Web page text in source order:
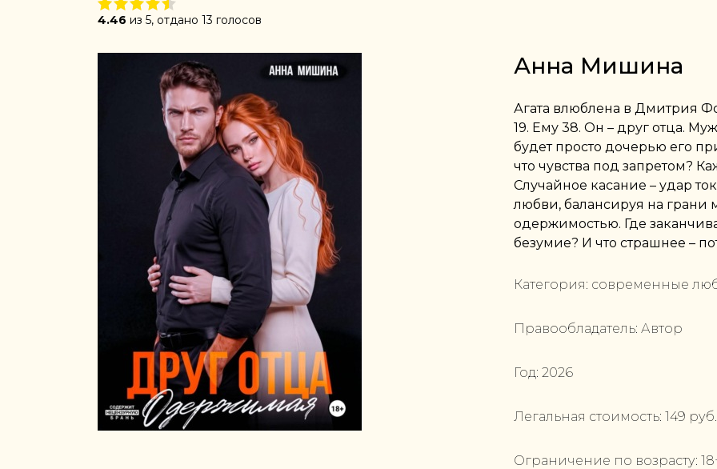
4.46 из 5, отдано 13 голосов
Анна Мишина
Агата влюблена в Дмитрия
19. Ему 38. Он – друг отца.
будет просто дочерью его
что чувства под запретом?
Случайное касание – удар
любви, балансируя на грани
одержимостью. Где
безумие? И что страшнее –
Категория: современные
Правообладатель: Автор
Год: 2026
Легальная стоимость: 149 руб.
Ограничение по возрасту: 18